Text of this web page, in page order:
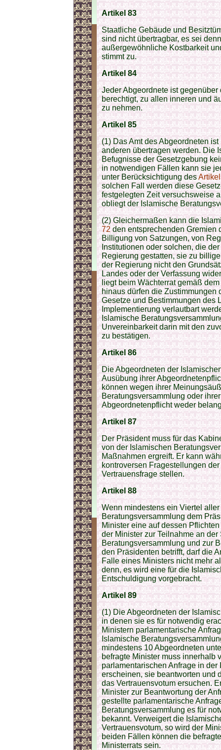
Artikel 83
Staatliche Gebäude und
sind nicht übertragbar, es sei
außergewöhnliche Kostbarkeit
stimmt zu.
Artikel 84
Jeder Abgeordnete ist
berechtigt, zu allen inneren und
zu nehmen.
Artikel 85
(1) Das Amt des Abgeordneten
anderen übertragen werden. Die
Befugnisse der Gesetzgebung
in notwendigen Fällen kann sie
unter Berücksichtigung des
solchen Fall werden diese
festgelegten Zeit versuchsweise
obliegt der Islamische
(2) Gleichermaßen kann die
72den entsprechenden Gremien
Billigung von Satzungen, von
Institutionen oder solchen, die
Regierung gestatten, sie zu
der Regierung nicht den
Landes oder der Verfassung
liegt beim Wächterrat gemäß
hinaus dürfen die Zustimmungen
Gesetze und Bestimmungen des
Implementierung verlautbart
Islamische
Unvereinbarkeit darin mit den
zu bestätigen.
Artikel 86
Die Abgeordneten der
Ausübung ihrer
können wegen ihrer
Beratungsversammlung oder
Abgeordnetenpflicht weder
Artikel 87
Der Präsident muss für das
von der Islamischen
Maßnahmen ergreift. Er kann
kontroversen Fragestellungen
Vertrauensfrage stellen.
Artikel 88
Wenn mindestens ein Viertel
Beratungsversammlung dem
Minister eine auf dessen
der Minister zur Teilnahme an
Beratungsversammlung und zur
den Präsidenten betrifft, darf die
Falle eines Ministers nicht mehr
denn, es wird eine für die
Entschuldigung vorgebracht.
Artikel 89
(1) Die Abgeordneten der
in denen sie es für notwendig
Ministern parlamentarische
Islamische
mindestens 10 Abgeordneten
befragte Minister muss innerhalb
parlamentarischen Anfrage in
erscheinen, sie beantworten und
das Vertrauensvotum ersuchen.
Minister zur Beantwortung der
gestellte parlamentarische
Beratungsversammlung es für
bekannt. Verweigert die
Vertrauensvotum, so wird der
beiden Fällen können die
Ministerrats sein.